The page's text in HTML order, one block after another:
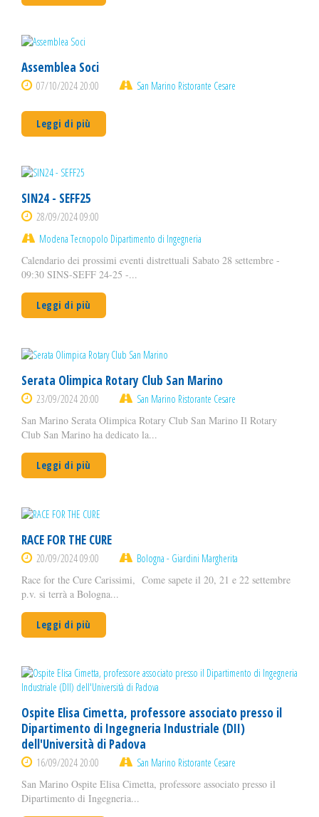
Assemblea Soci
07/10/2024 20:00 San Marino Ristorante Cesare
Leggi di più
SIN24 - SEFF25
28/09/2024 09:00
Modena Tecnopolo Dipartimento di Ingegneria
Calendario dei prossimi eventi distrettuali Sabato 28 settembre -
09:30 SINS-SEFF 24-25 -...
Leggi di più
Serata Olimpica Rotary Club San Marino
23/09/2024 20:00
San Marino Ristorante Cesare
San Marino Serata Olimpica Rotary Club San Marino Il Rotary
Club San Marino ha dedicato la...
Leggi di più
RACE FOR THE CURE
20/09/2024 09:00
Bologna - Giardini Margherita
Race for the Cure Carissimi, Come sapete il 20, 21 e 22 settembre
p.v. si terrà a Bologna...
Leggi di più
Ospite Elisa Cimetta, professore associato presso il
Dipartimento di Ingegneria Industriale (DII)
dell'Università di Padova
16/09/2024 20:00
San Marino Ristorante Cesare
San Marino Ospite Elisa Cimetta, professore associato presso il
Dipartimento di Ingegneria...